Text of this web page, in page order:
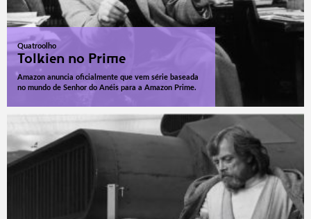
Quatroolho
Tolkien no Prime
Amazon anuncia oficialmente que vem série baseada
no mundo de Senhor do Anéis para a Amazon Prime.